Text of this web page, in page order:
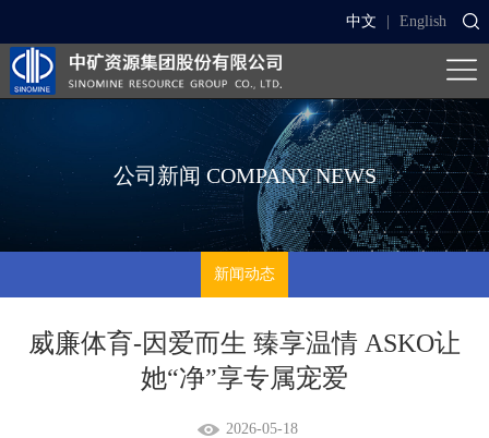
中文 English
公司新闻 COMPANY NEWS
新闻动态
威廉体育-因爱而生 臻享温情 ASKO让
她“净”享专属宠爱
2026-05-18